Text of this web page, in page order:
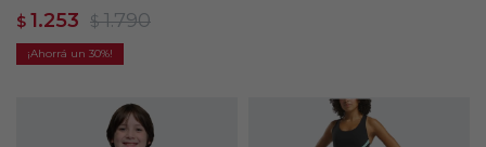
$ 1.253 $ 1.790
30